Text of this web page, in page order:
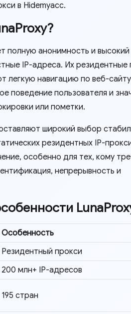
в Hidemyacc.
полную анонимность и высокий
IP-адреса. Их резидентные
легкую навигацию по веб-
поведение пользователя и
или пометки.
широкий выбор
резидентных IP-
особенно для тех, кому
непрерывность и
Особенность
Резидентный прокси
200 млн+ IP-адресов
195 стран